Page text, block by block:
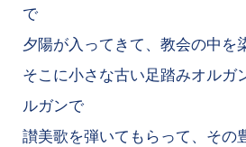
で
夕陽が入ってきて、教会の中を
そこに小さな古い足踏みオルガ
ルガンで
讃美歌を弾いてもらって、その